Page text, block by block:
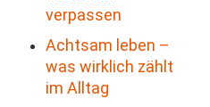
verpassen
Achtsam leben –
was wirklich zählt
im Alltag